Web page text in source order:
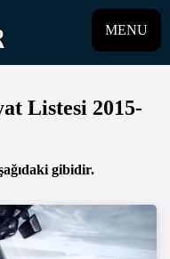
MENU
Listesi 2015-
gibidir.